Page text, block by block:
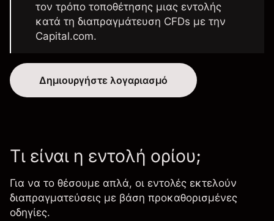
τον τρόπο τοποθέτησης μιας εντολής
κατά τη διαπραγμάτευση CFDs με την
Capital.com.
Δημιουργήστε λογαριασμό
Τι είναι η εντολή ορίου;
Για να το θέσουμε απλά, οι εντολές εκτελούν
διαπραγματεύσεις με βάση προκαθορισμένες
οδηγίες.